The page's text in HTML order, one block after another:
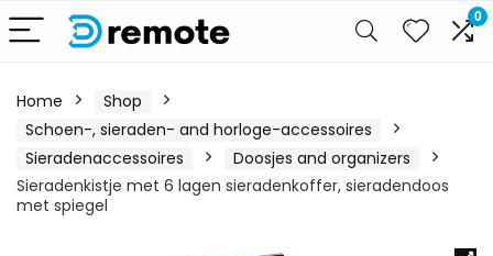
0
Home
Shop
Schoen-, sieraden- and horloge-accessoires
Sieradenaccessoires
Doosjes and organizers
Sieradenkistje met 6 lagen sieradenkoffer, sieradendoos
met spiegel